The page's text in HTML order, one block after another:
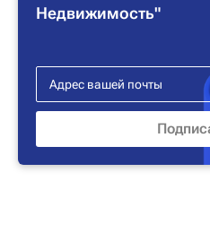
Недвижимость"